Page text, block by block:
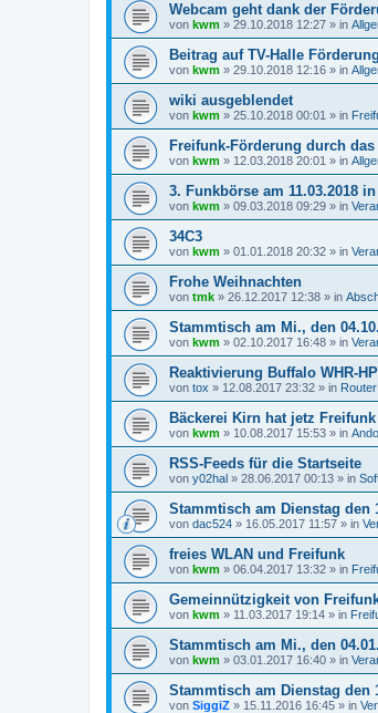
Webcam geht dank der
von kwm » 29.10.2018 12:27 » in
Beitrag auf TV-Halle
von kwm » 29.10.2018 12:16 » in
wiki ausgeblendet
von kwm » 25.10.2018 00:01 » in
Freifunk-Förderung durch das
von kwm » 12.03.2018 20:01 » in
3. Funkbörse am 11.03.2018
von kwm » 09.03.2018 09:29 » in
34C3
von kwm » 01.01.2018 20:32 » in
Frohe Weihnachten
von tmk » 26.12.2017 12:38 » in
Stammtisch am Mi., den
von kwm » 02.10.2017 16:48 » in
Reaktivierung Buffalo WHR-
von tox » 12.08.2017 23:32 » in
Bäckerei Kirn hat jetz
von kwm » 10.08.2017 15:53 » in
RSS-Feeds für die Startseite
von y02hal » 28.06.2017 00:13 » in
Stammtisch am Dienstag den
von dac524 » 16.05.2017 11:57 » in
freies WLAN und Freifunk
von kwm » 06.04.2017 13:32 » in
Gemeinnützigkeit von
von kwm » 11.03.2017 19:14 » in
Stammtisch am Mi., den
von kwm » 03.01.2017 16:40 » in
Stammtisch am Dienstag den
von SiggiZ » 15.11.2016 16:45 » in